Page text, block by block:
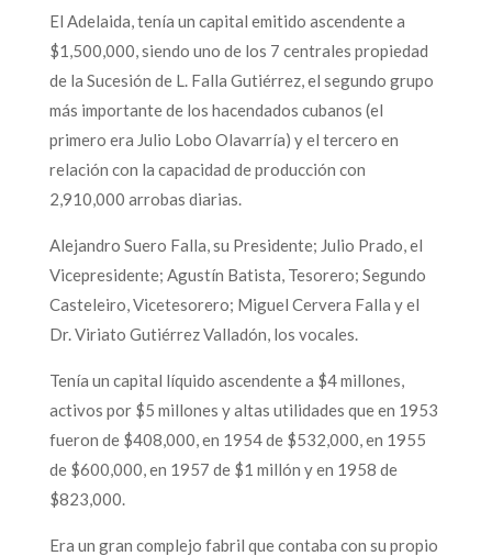
El Adelaida, tenía un capital emitido ascendente a
$1,500,000, siendo uno de los 7 centrales propiedad
de la Sucesión de L. Falla Gutiérrez, el segundo grupo
más importante de los hacendados cubanos (el
primero era Julio Lobo Olavarría) y el tercero en
relación con la capacidad de producción con
2,910,000 arrobas diarias.
Alejandro Suero Falla, su Presidente; Julio Prado, el
Vicepresidente; Agustín Batista, Tesorero; Segundo
Casteleiro, Vicetesorero; Miguel Cervera Falla y el
Dr. Viriato Gutiérrez Valladón, los vocales.
Tenía un capital líquido ascendente a $4 millones,
activos por $5 millones y altas utilidades que en 1953
fueron de $408,000, en 1954 de $532,000, en 1955
de $600,000, en 1957 de $1 millón y en 1958 de
$823,000.
Era un gran complejo fabril que contaba con su propio